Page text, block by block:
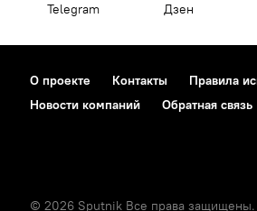
Telegram Дзен
О проекте Контакты Правила
Новости компаний
Обратная связь
© 2026 Sputnik Все права защищены.